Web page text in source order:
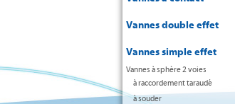
Vannes double effet
Vannes simple effet
Vannes à sphère 2 voies
à raccordement taraudé
à souder